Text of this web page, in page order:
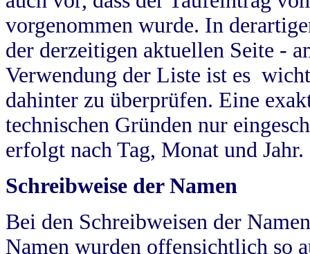
vorgenommen wurde. In
der derzeitigen aktuellen Seite -
Verwendung der Liste ist es
dahinter zu überprüfen. Eine
technischen Gründen nur
erfolgt nach Tag, Monat und Jahr.
Schreibweise der Namen
Bei den Schreibweisen der
Namen wurden offensichtlich so